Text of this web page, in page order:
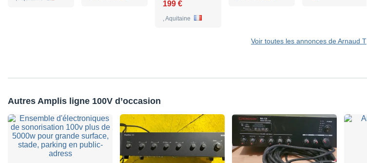
199 €
, Aquitaine
Voir toutes les annonces de Arnaud T
Autres Amplis ligne 100V d’occasion